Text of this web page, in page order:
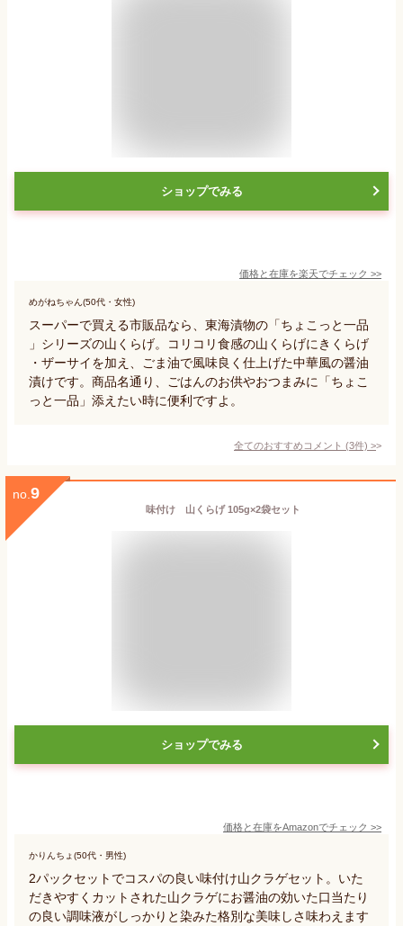
ショップでみる
価格と在庫を楽天でチェック >>
めがねちゃん(50代・女性)
スーパーで買える市販品なら、東海漬物の「ちょこっと一品
」シリーズの山くらげ。コリコリ食感の山くらげにきくらげ
・ザーサイを加え、ごま油で風味良く仕上げた中華風の醤油
漬けです。商品名通り、ごはんのお供やおつまみに「ちょこ
っと一品」添えたい時に便利ですよ。
全てのおすすめコメント (3件) >
no. 9
味付け 山くらげ 105g×2袋セット
ショップでみる
価格と在庫をAmazonでチェック >>
かりんちょ(50代・男性)
2パックセットでコスパの良い味付け山クラゲセット。いた
だきやすくカットされた山クラゲにお醤油の効いた口当たり
の良い調味液がしっかりと染みた格別な美味しさ味わえます